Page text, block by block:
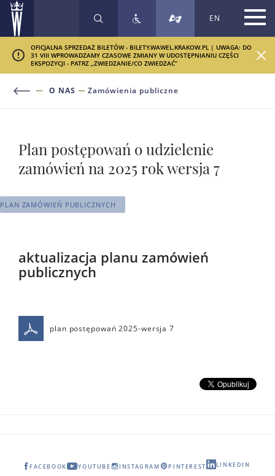
SZUKAJ EN
OFICJALNA SPRZEDAŻ BILETÓW - BILETY.WAWEL.KRAKOW.PL | UWAGA: DO
31 VIII WPROWADZAMY CZASOWE ZMIANY W UDOSTĘPNIANIU CZĘŚCI
EKSPOZYCJI - PATRZ „ZWIEDZANIE/CO ZWIEDZAĆ”
O NAS Zamówienia publiczne
Plan postępowań o udzielenie
zamówień na 2025 rok wersja 7
PLAN ZAMÓWIEŃ PUBLICZNYCH
aktualizacja planu zamówień
publicznych
plan postępowań 2025-wersja 7
FACEBOOK YOUTUBE INSTAGRAM PINTEREST LINKEDIN